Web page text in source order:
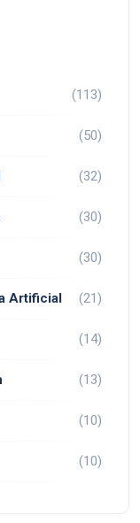
(113)
(50)
(32)
(30)
(30)
Artificial (21)
(14)
(13)
(10)
(10)